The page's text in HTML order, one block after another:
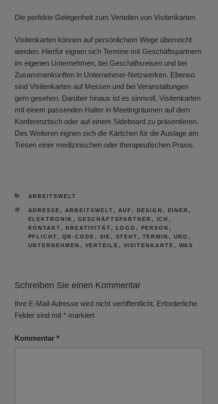
Die perfekte Gelegenheit zum Verteilen von Visitenkarten
Visitenkarten können auf persönlichem Wege überreicht
werden. Hierfür eignen sich Termine mit Geschäftspartnern
im eigenen Unternehmen, bei Geschäftsreisen und bei
Zusammenkünften in Unternehmer-Netzwerken. Ebenso
sind Visitenkarten auf Messen und bei Veranstaltungen
gern gesehen. Darüber hinaus ist es sinnvoll, Visitenkarten
mit einem passenden Halter in Meetingräumen auf dem
Konferenztisch oder auf einem Sideboard zu präsentieren.
Des Weiteren eignen sich die Kärtchen für die Auslage am
Tresen einer medizinischen oder therapeutischen Praxis.
KATEGORIEN
ARBEITSWELT
SCHLAGWÖRTER
ADRESSE , ARBEITSWELT , AUF , DESIGN , EINER ,
ELEKTRONIK , GESCHÄFTSPARTNER , ICH ,
KONTAKT , KREATIVITÄT , LOGO , PERSON ,
PFLICHT , QR-CODE , SIE , STEHT , TERMIN , UND ,
UNTERNEHMEN , VERTEILE , VISITENKARTE , WAS
Schreiben Sie einen Kommentar
Ihre E-Mail-Adresse wird nicht veröffentlicht. Erforderliche
Felder sind mit * markiert
Kommentar *